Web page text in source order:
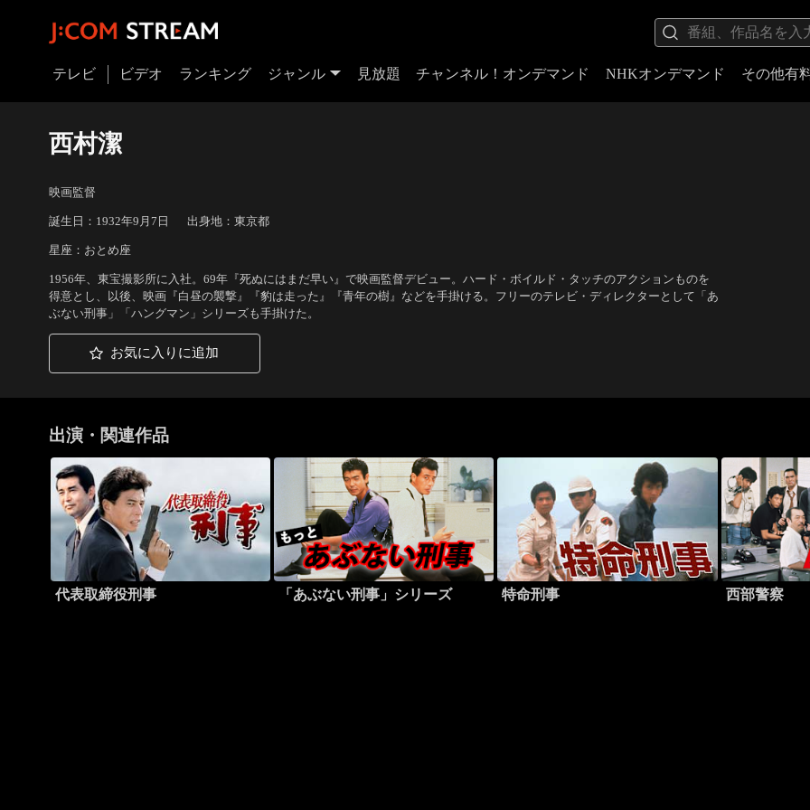
テレビ ビデオ ランキング ジャンル 見放題 チャンネル！オンデマンド NHKオンデマンド その他有
西村潔
映画監督
誕生日：1932年9月7日 出身地：東京都
星座：おとめ座
1956年、東宝撮影所に入社。69年『死ぬにはまだ早い』で映画監督デビュー。ハード・ボイルド・タッチのアクションものを
得意とし、以後、映画『白昼の襲撃』『豹は走った』『青年の樹』などを手掛ける。フリーのテレビ・ディレクターとして「あ
ぶない刑事」「ハングマン」シリーズも手掛けた。
お気に入りに追加
出演・関連作品
代表取締役刑事 「あぶない刑事」シリーズ 特命刑事 西部警察